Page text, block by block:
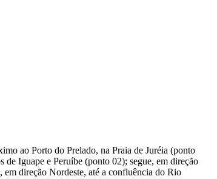
ao Porto do Prelado, na Praia de Juréia (ponto
Iguape e Peruíbe (ponto 02); segue, em direção
direção Nordeste, até a confluência do Rio